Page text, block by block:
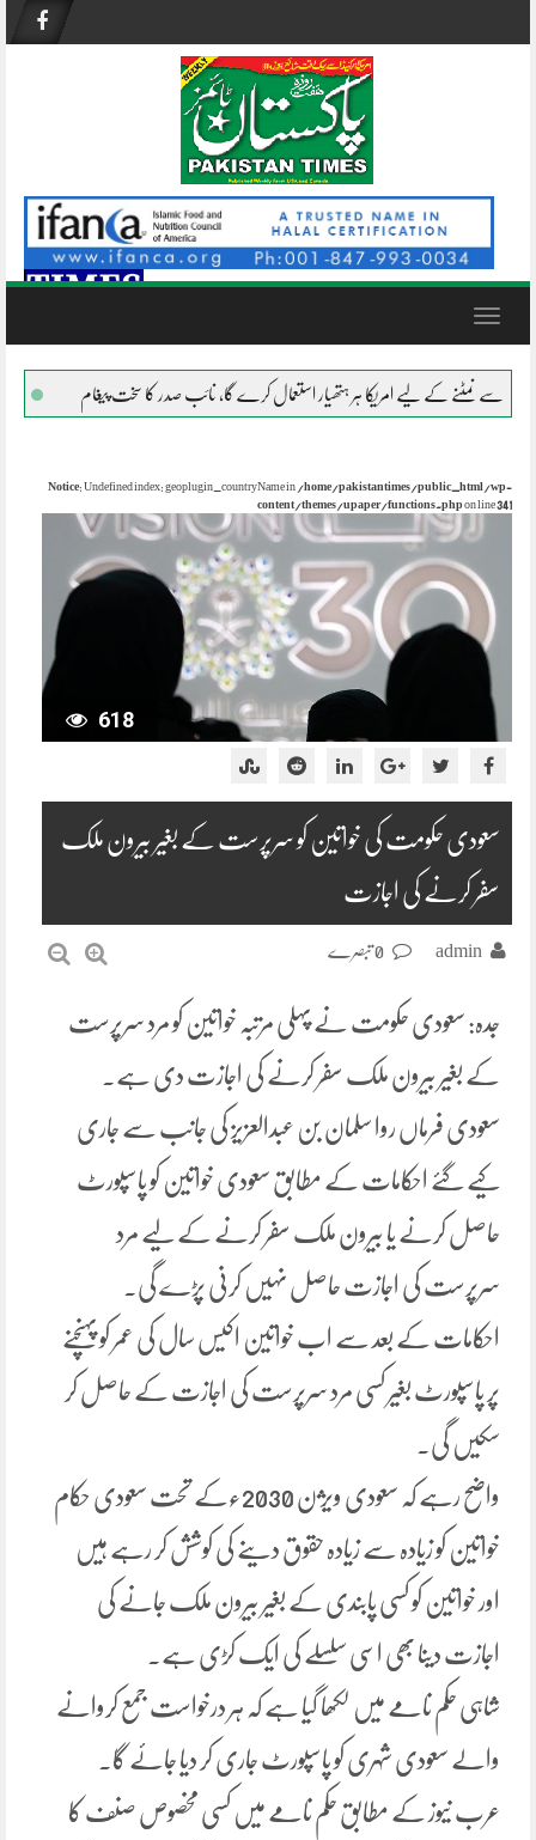
content
Toggle
لیے امریکا ہر ہتھیار استعمال کرے گا، نائب صدر کا سخت پیغام نظام ناکام ہو چکا
Notice: Undefined index: geoplugin_countryName in /home/pakistantimes/public_html/wp-
content/themes/upaper/functions.php on line341
618
سعودی حکومت کی خواتین کو سرپرست کے بغیر بیرون ملک
سفر کرنے کی اجازت
admin
جدہ: سعودی حکومت نے پہلی مرتبہ خواتین کو مرد سرپرست
کے بغیر بیرون ملک سفر کرنے کی اجازت دی ہے۔
سعودی فرماں روا سلمان بن عبدالعزیز کی جانب سے جاری
کیے گئے احکامات کے مطابق سعودی خواتین کو پاسپورٹ
حاصل کرنے یا بیرون ملک سفر کرنے کے لیے مرد
سرپرست کی اجازت حاصل نہیں کرنی پڑے گی۔
احکامات کے بعد سے اب خواتین اکیس سال کی عمر کو پہنچنے
پر پاسپورٹ بغیر کسی مرد سرپرست کی اجازت کے حاصل کر
سکیں گی۔
واضح رہے کہ سعودی ویژن 2030ءکے تحت سعودی حکام
خواتین کو زیادہ سے زیادہ حقوق دینے کی کوشش کر رہے ہیں
اور خواتین کو کسی پابندی کے بغیر بیرون ملک جانے کی
اجازت دینا بھی اسی سلسلے کی ایک کڑی ہے۔
شاہی حکم نامے میں لکھا گیا ہے کہ ہر درخواست جمع کروانے
والے سعودی شہری کو پاسپورٹ جاری کر دیا جائے گا۔
عرب نیوز کے مطابق حکم نامے میں کسی مخصوص صنف کا